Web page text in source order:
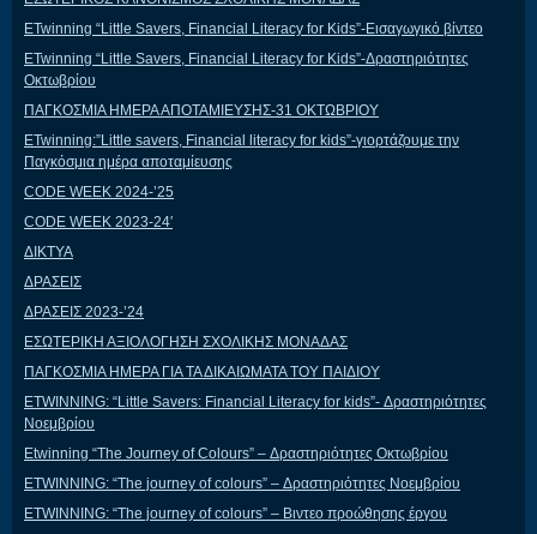
ΕTwinning “Little Savers, Financial Literacy for Kids”-Εισαγωγικό βίντεο
ΕTwinning “Little Savers, Financial Literacy for Kids”-Δραστηριότητες
Οκτωβρίου
ΠΑΓΚΟΣΜΙΑ ΗΜΕΡΑ ΑΠΟΤΑΜΙΕΥΣΗΣ-31 ΟΚΤΩΒΡΙΟΥ
ETwinning:”Little savers, Financial literacy for kids”-γιορτάζουμε την
Παγκόσμια ημέρα αποταμίευσης
CODE WEEK 2024-’25
CODE WEEK 2023-24′
ΔΙΚΤΥΑ
ΔΡΑΣΕΙΣ
ΔΡΑΣΕΙΣ 2023-’24
ΕΣΩΤΕΡΙΚΗ ΑΞΙΟΛΟΓΗΣΗ ΣΧΟΛΙΚΗΣ ΜΟΝΑΔΑΣ
ΠΑΓΚΟΣΜΙΑ ΗΜΕΡΑ ΓΙΑ ΤΑ ΔΙΚΑΙΩΜΑΤΑ ΤΟΥ ΠΑΙΔΙΟΥ
ETWINNING: “Little Savers: Financial Literacy for kids”- Δραστηριότητες
Νοεμβρίου
Etwinning “The Journey of Colours” – Δραστηριότητες Οκτωβρίου
ETWINNING: “The journey of colours” – Δραστηριότητες Νοεμβρίου
ETWINNING: “The journey of colours” – Βιντεο προώθησης έργου